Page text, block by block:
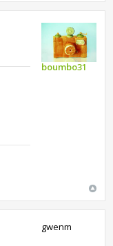
boumbo31
gwenm